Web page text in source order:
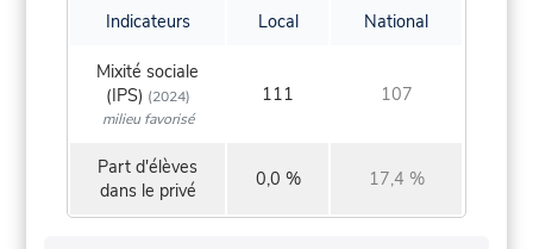
Indicateurs Local National
Mixité sociale
(IPS) (2024)
milieu favorisé
111 107
Part d'élèves
dans le privé
0,0 % 17,4 %